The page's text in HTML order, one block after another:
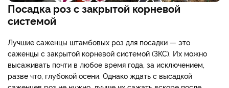
Посадка роз с закрытой корневой
системой
Лучшие саженцы штамбовых роз для посадки — это
саженцы с закрытой корневой системой (ЗКС). Их можно
высаживать почти в любое время года, за исключением,
разве что, глубокой осени. Однако ждать с высадкой